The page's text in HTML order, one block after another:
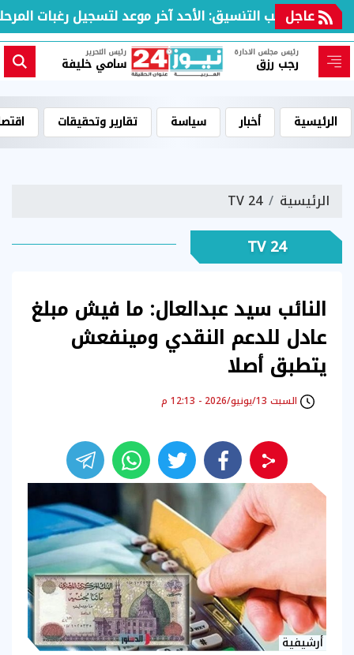
عاجل
مكتب التنسيق: الأحد آخر موعد لتسجيل رغبات المرحلة
رئيس مجلس الادارة
رجب رزق
رئيس التحرير
سامي خليفة
الرئيسية أخبار سياسة تقارير وتحقيقات
الرئيسية TV 24
TV 24
النائب سيد عبدالعال: ما فيش مبلغ
عادل للدعم النقدي ومينفعش
يتطبق أصلا
السبت 13/يونيو/2026 - 12:13 م
أرشيفية